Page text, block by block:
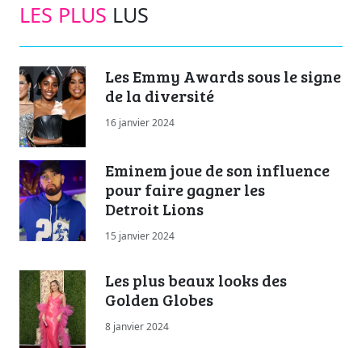
LES PLUS LUS
Les Emmy Awards sous le signe
de la diversité
16 janvier 2024
Eminem joue de son influence
pour faire gagner les
Detroit Lions
15 janvier 2024
Les plus beaux looks des
Golden Globes
8 janvier 2024